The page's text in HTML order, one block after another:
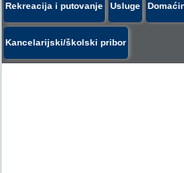
Rekreacija i putovanje Usluge
Kancelarijski/školski pribor